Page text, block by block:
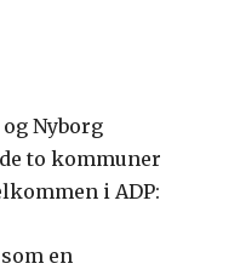
Nyborg
to kommuner
i ADP:
en